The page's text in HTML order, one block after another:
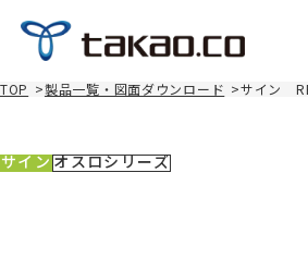
TOP >製品一覧・図面ダウンロード >サイン
サインオスロシリーズ